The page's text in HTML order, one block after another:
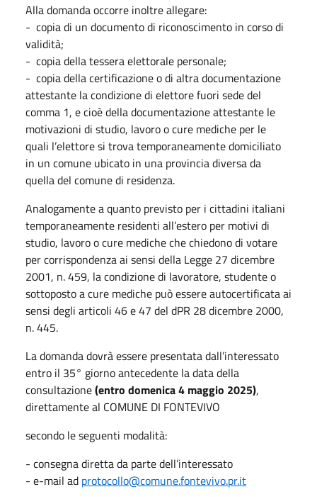
Alla domanda occorre inoltre allegare:
- copia di un documento di riconoscimento in corso di
validità;
- copia della tessera elettorale personale;
- copia della certificazione o di altra documentazione
attestante la condizione di elettore fuori sede del
comma 1, e cioè della documentazione attestante le
motivazioni di studio, lavoro o cure mediche per le
quali l’elettore si trova temporaneamente domiciliato
in un comune ubicato in una provincia diversa da
quella del comune di residenza.
Analogamente a quanto previsto per i cittadini italiani
temporaneamente residenti all’estero per motivi di
studio, lavoro o cure mediche che chiedono di votare
per corrispondenza ai sensi della Legge 27 dicembre
2001, n. 459, la condizione di lavoratore, studente o
sottoposto a cure mediche può essere autocertificata ai
sensi degli articoli 46 e 47 del dPR 28 dicembre 2000,
n. 445.
La domanda dovrà essere presentata dall’interessato
entro il 35° giorno antecedente la data della
consultazione(entro domenica 4 maggio 2025),
direttamente al COMUNE DI FONTEVIVO
secondo le seguenti modalità:
- consegna diretta da parte dell’interessato
- e-mail ad protocollo@comune.fontevivo.pr.it